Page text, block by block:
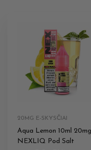
20MG E-SKYSČIAI
Aqua Lemon 10ml 20mg
NEXLIQ Pod Salt